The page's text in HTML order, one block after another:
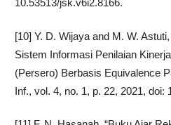
10.53513/jsk.v6i2.8166.
[10] Y. D. Wijaya and M. W.
Sistem Informasi Penilaian
(Persero) Berbasis Equivalence
Inf., vol. 4, no. 1, p. 22, 2021, doi: